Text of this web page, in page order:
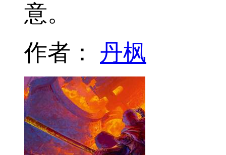
意。
作者： 丹枫